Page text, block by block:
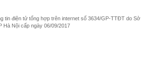
tin điện tử tổng hợp trên internet số 3634/GP-TTĐT do Sở
Hà Nội cấp ngày 06/09/2017